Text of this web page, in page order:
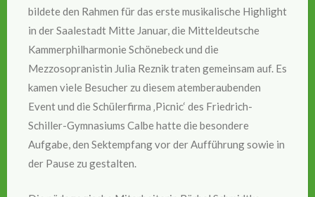
bildete den Rahmen für das erste musikalische Highlight
in der Saalestadt Mitte Januar, die Mitteldeutsche
Kammerphilharmonie Schönebeck und die
Mezzosopranistin Julia Reznik traten gemeinsam auf. Es
kamen viele Besucher zu diesem atemberaubenden
Event und die Schülerfirma ‚Picnic‘ des Friedrich-
Schiller-Gymnasiums Calbe hatte die besondere
Aufgabe, den Sektempfang vor der Aufführung sowie in
der Pause zu gestalten.